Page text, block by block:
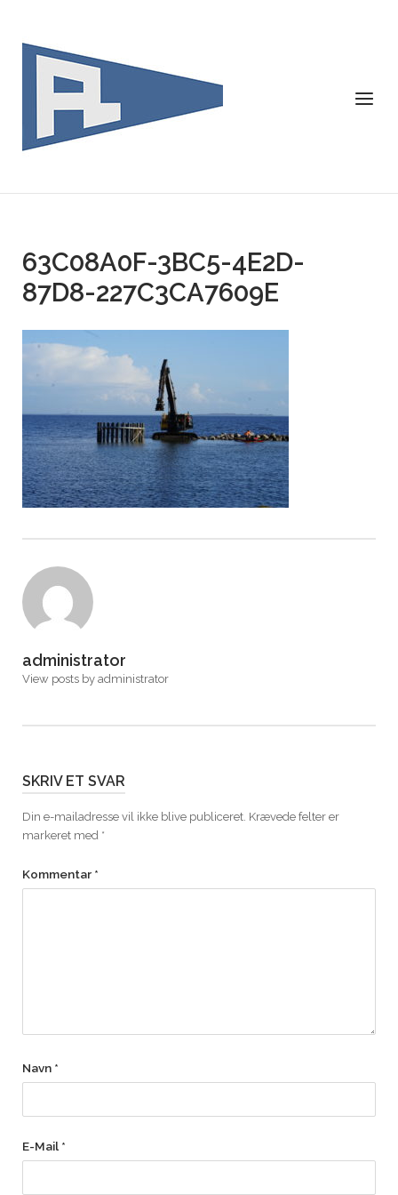
content
Menu
63C08A0F-3BC5-4E2D-
87D8-227C3CA7609E
administrator
View posts by administrator
SKRIV ET SVAR
Din e-mailadresse vil ikke blive publiceret. Krævede felter er
markeret med *
Kommentar *
Navn *
E-Mail *